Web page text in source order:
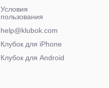
Условия
пользования
help@klubok.com
Клубок для iPhone
Клубок для Android